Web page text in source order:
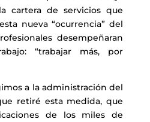
cartera de servicios que
nueva “ocurrencia” del
desempeñaran
“trabajar más, por
a la administración del
retiré esta medida, que
de los miles de